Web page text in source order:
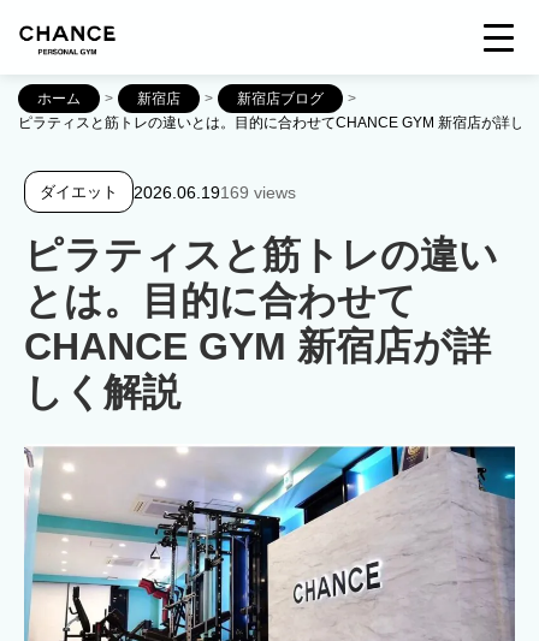
ホーム > 新宿店 > 新宿店ブログ
>
ピラティスと筋トレの違いとは。目的に合わせてCHANCE GYM 新宿店が詳し
ダイエット 2026.06.19169 views
ピラティスと筋トレの違い
とは。目的に合わせて
CHANCE GYM 新宿店が詳
しく解説